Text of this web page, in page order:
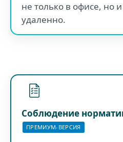
не только в офисе, но
удаленно.
Соблюдение
ПРЕМИУМ-ВЕРСИЯ